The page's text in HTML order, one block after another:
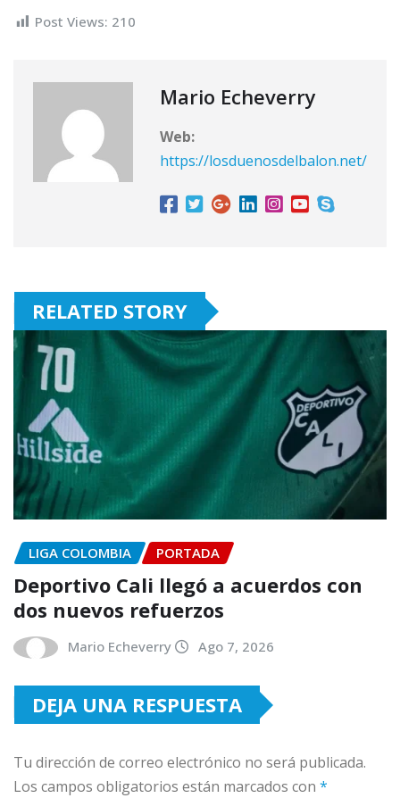
Post Views: 210
Mario Echeverry
Web:
https://losduenosdelbalon.net/
RELATED STORY
LIGA COLOMBIA PORTADA
Deportivo Cali llegó a acuerdos con
dos nuevos refuerzos
Mario Echeverry Ago 7, 2026
DEJA UNA RESPUESTA
Tu dirección de correo electrónico no será publicada.
Los campos obligatorios están marcados con *